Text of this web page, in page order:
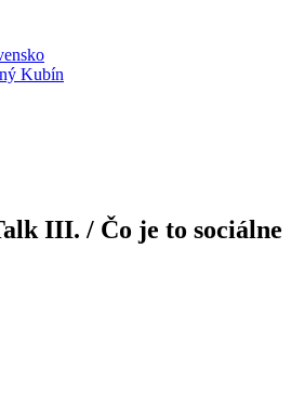
Kubín
III. / Čo je to sociálne